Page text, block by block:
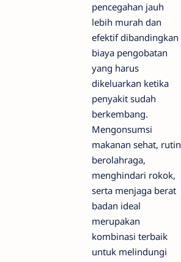
pencegahan jauh
lebih murah dan
efektif dibandingkan
biaya pengobatan
yang harus
dikeluarkan ketika
penyakit sudah
berkembang.
Mengonsumsi
makanan sehat, rutin
berolahraga,
menghindari rokok,
serta menjaga berat
badan ideal
merupakan
kombinasi terbaik
untuk melindungi